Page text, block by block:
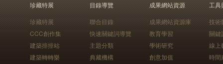
珍藏特展
珍藏特展
CCC創作集
建築排排站
建築轉轉樂
目錄導覽
聯合目錄
快速關鍵詞導覽
主題分類
典藏機構
成果網站資源
成果網站資源庫
教育學習
學術研究
創意加值
工具
技術
關鍵
線上
時間